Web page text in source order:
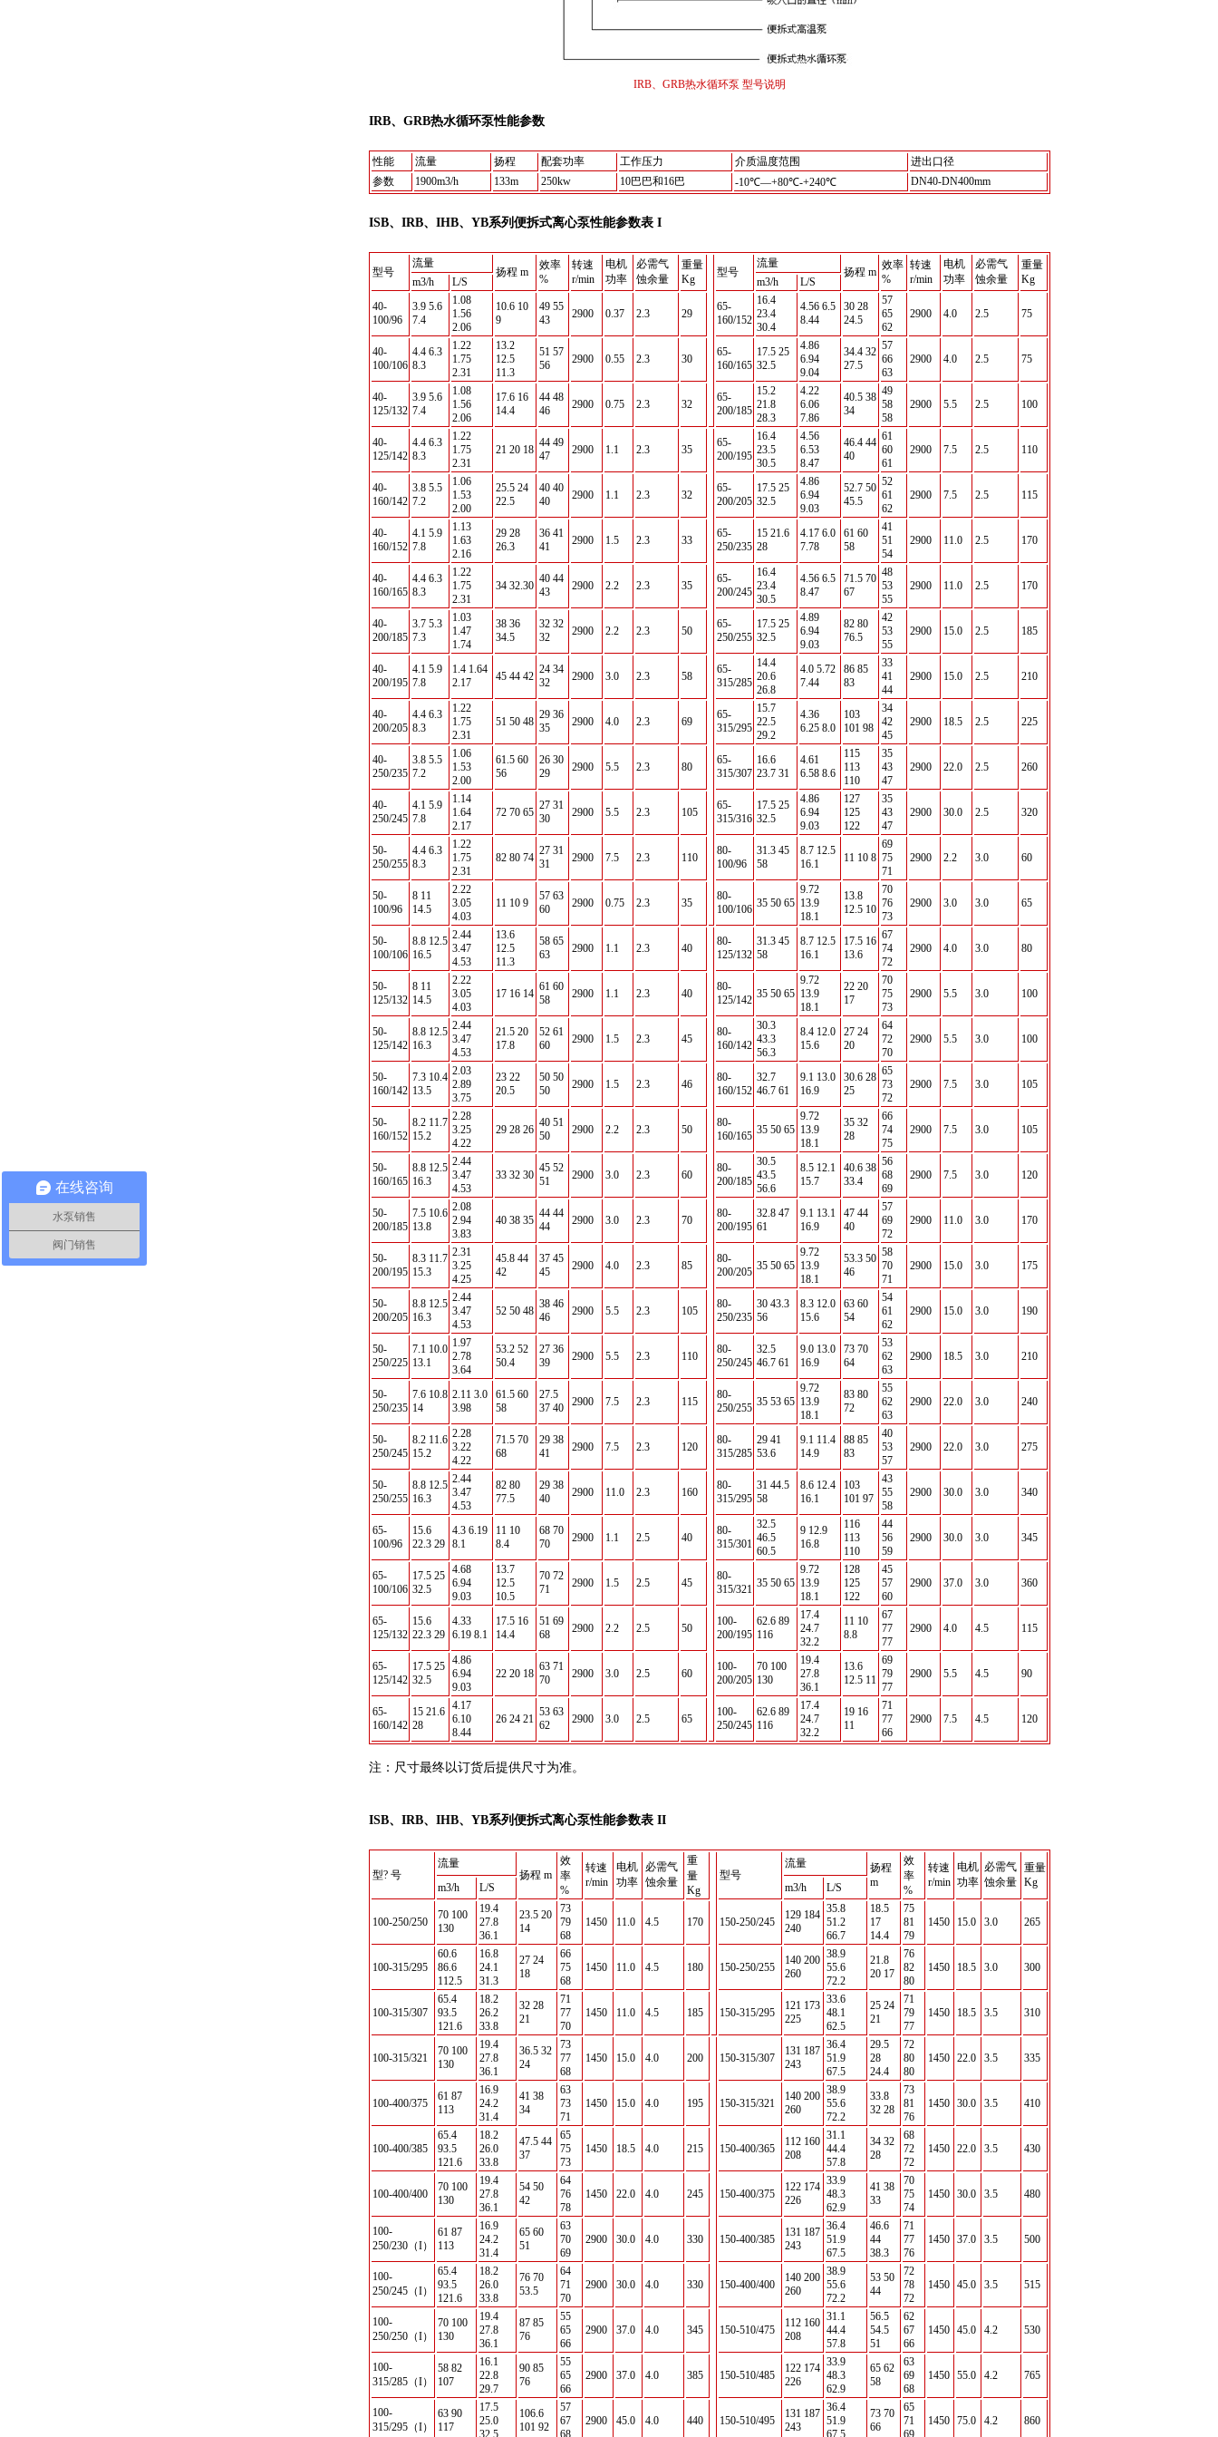
IRB、GRB热水循环泵 型号说明
IRB、GRB热水循环泵性能参数
性能 流量 扬程 配套功率 工作压力 介质温度范围
进出口径
参数
1900m3/h 133m 250kw 10巴巴和16巴 -10℃—+80℃-+240℃ DN40-DN400mm
ISB、IRB、IHB、YB系列便拆式离心泵性能参数表 I
型号
流量
扬程 m
效率
%
转速
r/min
电机
功率
必需气
蚀余量
重量
Kg
型号
流量
扬程 m
效率
%
转速
r/min
电机
功率
必需气
蚀余量
重量
Kg
m3/h L/S m3/h
L/S
40-
100/96
3.9 5.6
7.4
1.08
1.56
2.06
10.6 10
9
49 55
43
2900 0.37 2.3 29
65-
160/152
16.4
23.4
30.4
4.56 6.5
8.44
30 28
24.5
57
65
62
2900 4.0 2.5 75
40-
100/106
4.4 6.3
8.3
1.22
1.75
2.31
13.2
12.5
11.3
51 57
56
2900 0.55 2.3 30
65-
160/165
17.5 25
32.5
4.86
6.94
9.04
34.4 32
27.5
57
66
63
2900 4.0 2.5 75
40-
125/132
3.9 5.6
7.4
1.08
1.56
2.06
17.6 16
14.4
44 48
46
2900 0.75 2.3 32
65-
200/185
15.2
21.8
28.3
4.22
6.06
7.86
40.5 38
34
49
58
58
2900 5.5 2.5 100
40-
125/142
4.4 6.3
8.3
1.22
1.75
2.31
21 20 18
44 49
47
2900 1.1 2.3 35
65-
200/195
16.4
23.5
30.5
4.56
6.53
8.47
46.4 44
40
61
60
61
2900 7.5 2.5 110
40-
160/142
3.8 5.5
7.2
1.06
1.53
2.00
25.5 24
22.5
40 40
40
2900 1.1 2.3 32
65-
200/205
17.5 25
32.5
4.86
6.94
9.03
52.7 50
45.5
52
61
62
2900 7.5 2.5 115
40-
160/152
4.1 5.9
7.8
1.13
1.63
2.16
29 28
26.3
36 41
41
2900 1.5 2.3 33
65-
250/235
15 21.6
28
4.17 6.0
7.78
61 60
58
41
51
54
2900 11.0 2.5 170
40-
160/165
4.4 6.3
8.3
1.22
1.75
2.31
34 32.30
40 44
43
2900 2.2 2.3 35
65-
200/245
16.4
23.4
30.5
4.56 6.5
8.47
71.5 70
67
48
53
55
2900 11.0 2.5 170
40-
200/185
3.7 5.3
7.3
1.03
1.47
1.74
38 36
34.5
32 32
32
2900 2.2 2.3 50
65-
250/255
17.5 25
32.5
4.89
6.94
9.03
82 80
76.5
42
53
55
2900 15.0 2.5 185
40-
200/195
4.1 5.9
7.8
1.4 1.64
2.17
45 44 42
24 34
32
2900 3.0 2.3 58
65-
315/285
14.4
20.6
26.8
4.0 5.72
7.44
86 85
83
33
41
44
2900 15.0 2.5 210
40-
200/205
4.4 6.3
8.3
1.22
1.75
2.31
51 50 48
29 36
35
2900 4.0 2.3 69
65-
315/295
15.7
22.5
29.2
4.36
6.25 8.0
103
101 98
34
42
45
2900 18.5 2.5 225
40-
250/235
3.8 5.5
7.2
1.06
1.53
2.00
61.5 60
56
26 30
29
2900 5.5 2.3 80
65-
315/307
16.6
23.7 31
4.61
6.58 8.6
115
113
110
35
43
47
2900 22.0 2.5 260
40-
250/245
4.1 5.9
7.8
1.14
1.64
2.17
72 70 65
27 31
30
2900 5.5 2.3 105
65-
315/316
17.5 25
32.5
4.86
6.94
9.03
127
125
122
35
43
47
2900 30.0 2.5 320
50-
250/255
4.4 6.3
8.3
1.22
1.75
2.31
82 80 74
27 31
31
2900 7.5 2.3 110
80-
100/96
31.3 45
58
8.7 12.5
16.1
11 10 8
69
75
71
2900 2.2 3.0 60
50-
100/96
8 11
14.5
2.22
3.05
4.03
11 10 9
57 63
60
2900 0.75 2.3 35
80-
100/106 35 50 65
9.72
13.9
18.1
13.8
12.5 10
70
76
73
2900 3.0 3.0 65
50-
100/106
8.8 12.5
16.5
2.44
3.47
4.53
13.6
12.5
11.3
58 65
63
2900 1.1 2.3 40
80-
125/132
31.3 45
58
8.7 12.5
16.1
17.5 16
13.6
67
74
72
2900 4.0 3.0 80
50-
125/132
8 11
14.5
2.22
3.05
4.03
17 16 14
61 60
58
2900 1.1 2.3 40
80-
125/142 35 50 65
9.72
13.9
18.1
22 20
17
70
75
73
2900 5.5 3.0 100
50-
125/142
8.8 12.5
16.3
2.44
3.47
4.53
21.5 20
17.8
52 61
60
2900 1.5 2.3 45
80-
160/142
30.3
43.3
56.3
8.4 12.0
15.6
27 24
20
64
72
70
2900 5.5 3.0 100
50-
160/142
7.3 10.4
13.5
2.03
2.89
3.75
23 22
20.5
50 50
50
2900 1.5 2.3 46
80-
160/152
32.7
46.7 61
9.1 13.0
16.9
30.6 28
25
65
73
72
2900 7.5 3.0 105
50-
160/152
8.2 11.7
15.2
2.28
3.25
4.22
29 28 26
40 51
50
2900 2.2 2.3 50
80-
160/165 35 50 65
9.72
13.9
18.1
35 32
28
66
74
75
2900 7.5 3.0 105
50-
160/165
8.8 12.5
16.3
2.44
3.47
4.53
33 32 30
45 52
51
2900 3.0 2.3 60
80-
200/185
30.5
43.5
56.6
8.5 12.1
15.7
40.6 38
33.4
56
68
69
2900 7.5 3.0 120
50-
200/185
7.5 10.6
13.8
2.08
2.94
3.83
40 38 35
44 44
44
2900 3.0 2.3 70
80-
200/195
32.8 47
61
9.1 13.1
16.9
47 44
40
57
69
72
2900 11.0 3.0 170
50-
200/195
8.3 11.7
15.3
2.31
3.25
4.25
45.8 44
42
37 45
45
2900 4.0 2.3 85
80-
200/205 35 50 65
9.72
13.9
18.1
53.3 50
46
58
70
71
2900 15.0 3.0 175
50-
200/205
8.8 12.5
16.3
2.44
3.47
4.53
52 50 48
38 46
46
2900 5.5 2.3 105
80-
250/235
30 43.3
56
8.3 12.0
15.6
63 60
54
54
61
62
2900 15.0 3.0 190
50-
250/225
7.1 10.0
13.1
1.97
2.78
3.64
53.2 52
50.4
27 36
39
2900 5.5 2.3 110
80-
250/245
32.5
46.7 61
9.0 13.0
16.9
73 70
64
53
62
63
2900 18.5 3.0 210
50-
250/235
7.6 10.8
14
2.11 3.0
3.98
61.5 60
58
27.5
37 40
2900 7.5 2.3 115
80-
250/255 35 53 65
9.72
13.9
18.1
83 80
72
55
62
63
2900 22.0 3.0 240
50-
250/245
8.2 11.6
15.2
2.28
3.22
4.22
71.5 70
68
29 38
41
2900 7.5 2.3 120
80-
315/285
29 41
53.6
9.1 11.4
14.9
88 85
83
40
53
57
2900 22.0 3.0 275
50-
250/255
8.8 12.5
16.3
2.44
3.47
4.53
82 80
77.5
29 38
40
2900 11.0 2.3 160
80-
315/295
31 44.5
58
8.6 12.4
16.1
103
101 97
43
55
58
2900 30.0 3.0 340
65-
100/96
15.6
22.3 29
4.3 6.19
8.1
11 10
8.4
68 70
70
2900 1.1 2.5 40
80-
315/301
32.5
46.5
60.5
9 12.9
16.8
116
113
110
44
56
59
2900 30.0 3.0 345
65-
100/106
17.5 25
32.5
4.68
6.94
9.03
13.7
12.5
10.5
70 72
71
2900 1.5 2.5 45
80-
315/321 35 50 65
9.72
13.9
18.1
128
125
122
45
57
60
2900 37.0 3.0 360
65-
125/132
15.6
22.3 29
4.33
6.19 8.1
17.5 16
14.4
51 69
68
2900 2.2 2.5 50
100-
200/195
62.6 89
116
17.4
24.7
32.2
11 10
8.8
67
77
77
2900 4.0 4.5 115
65-
125/142
17.5 25
32.5
4.86
6.94
9.03
22 20 18
63 71
70
2900 3.0 2.5 60
100-
200/205
70 100
130
19.4
27.8
36.1
13.6
12.5 11
69
79
77
2900 5.5 4.5 90
65-
160/142
15 21.6
28
4.17
6.10
8.44
26 24 21
53 63
62
2900 3.0 2.5 65
100-
250/245
62.6 89
116
17.4
24.7
32.2
19 16
11
71
77
66
2900 7.5 4.5 120
注：尺寸最终以订货后提供尺寸为准。
ISB、IRB、IHB、YB系列便拆式离心泵性能参数表 II
型? 号
流量
扬程 m
效
率
%
转速
r/min
电机
功率
必需气
蚀余量
重
量
Kg
型号
流量
扬程
m
效
率
%
转速
r/min
电机
功率
必需气
蚀余量
重量
Kg
m3/h L/S m3/h L/S
100-250/250
70 100
130
19.4
27.8
36.1
23.5 20
14
73
79
68
1450 11.0 4.5 170 150-250/245
129 184
240
35.8
51.2
66.7
18.5
17
14.4
75
81
79
1450 15.0 3.0 265
100-315/295
60.6
86.6
112.5
16.8
24.1
31.3
27 24
18
66
75
68
1450 11.0 4.5 180 150-250/255
140 200
260
38.9
55.6
72.2
21.8
20 17
76
82
80
1450 18.5 3.0 300
100-315/307
65.4
93.5
121.6
18.2
26.2
33.8
32 28
21
71
77
70
1450 11.0 4.5 185 150-315/295
121 173
225
33.6
48.1
62.5
25 24
21
71
79
77
1450 18.5 3.5 310
100-315/321
70 100
130
19.4
27.8
36.1
36.5 32
24
73
77
68
1450 15.0 4.0 200 150-315/307
131 187
243
36.4
51.9
67.5
29.5
28
24.4
72
80
80
1450 22.0 3.5 335
100-400/375
61 87
113
16.9
24.2
31.4
41 38
34
63
73
71
1450 15.0 4.0 195 150-315/321
140 200
260
38.9
55.6
72.2
33.8
32 28
73
81
76
1450 30.0 3.5 410
100-400/385
65.4
93.5
121.6
18.2
26.0
33.8
47.5 44
37
65
75
73
1450 18.5 4.0 215 150-400/365
112 160
208
31.1
44.4
57.8
34 32
28
68
72
72
1450 22.0 3.5 430
100-400/400
70 100
130
19.4
27.8
36.1
54 50
42
64
76
78
1450 22.0 4.0 245 150-400/375
122 174
226
33.9
48.3
62.9
41 38
33
70
75
74
1450 30.0 3.5 480
100-
250/230（I）
61 87
113
16.9
24.2
31.4
65 60
51
63
70
69
2900 30.0 4.0 330 150-400/385
131 187
243
36.4
51.9
67.5
46.6
44
38.3
71
77
76
1450 37.0 3.5 500
100-
250/245（I）
65.4
93.5
121.6
18.2
26.0
33.8
76 70
53.5
64
71
70
2900 30.0 4.0 330 150-400/400
140 200
260
38.9
55.6
72.2
53 50
44
72
78
72
1450 45.0 3.5 515
100-
250/250（I）
70 100
130
19.4
27.8
36.1
87 85
76
55
65
66
2900 37.0 4.0 345 150-510/475
112 160
208
31.1
44.4
57.8
56.5
54.5
51
62
67
66
1450 45.0 4.2 530
100-
315/285（I）
58 82
107
16.1
22.8
29.7
90 85
76
55
65
66
2900 37.0 4.0 385 150-510/485
122 174
226
33.9
48.3
62.9
65 62
58
63
69
68
1450 55.0 4.2 765
100-
315/295（I）
63 90
117
17.5
25.0
32.5
106.6
101 92
57
67
68
2900 45.0 4.0 440 150-510/495
131 187
243
36.4
51.9
67.5
73 70
66
65
71
69
1450 75.0 4.2 860
在线咨询
水泵销售
阀门销售